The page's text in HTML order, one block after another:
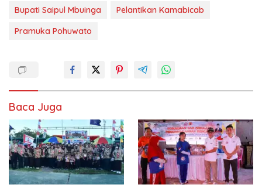
Baca Juga
Bupati Pohuwato Tekankan
Pentingnya Karakter Anak
Usia Dini
Siswa SMP di Pohuwato